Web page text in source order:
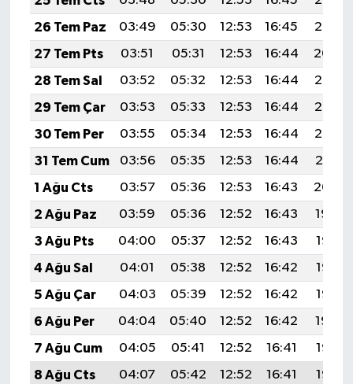
26 Tem Paz
03:49 05:30 12:53 16:45
20:05
27 Tem Pts
03:51 05:31 12:53 16:44
20:04
28 Tem Sal
03:52 05:32 12:53 16:44
20:03
29 Tem Çar
03:53 05:33 12:53 16:44
20:02
30 Tem Per
03:55 05:34 12:53 16:44
20:02
31 Tem Cum
03:56 05:35 12:53 16:44
20:01
1 Ağu Cts
03:57 05:36 12:53 16:43
20:00
2 Ağu Paz
03:59 05:36 12:52 16:43
19:59
3 Ağu Pts
04:00 05:37 12:52 16:43
19:58
4 Ağu Sal
04:01 05:38 12:52 16:42
19:57
5 Ağu Çar
04:03 05:39 12:52 16:42
19:55
6 Ağu Per
04:04 05:40 12:52 16:42
19:54
7 Ağu Cum
04:05 05:41 12:52 16:41
19:53
8 Ağu Cts
04:07 05:42 12:52 16:41
19:52